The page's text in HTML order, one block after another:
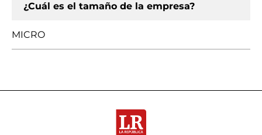
¿Cuál es el tamaño de la empresa?
MICRO